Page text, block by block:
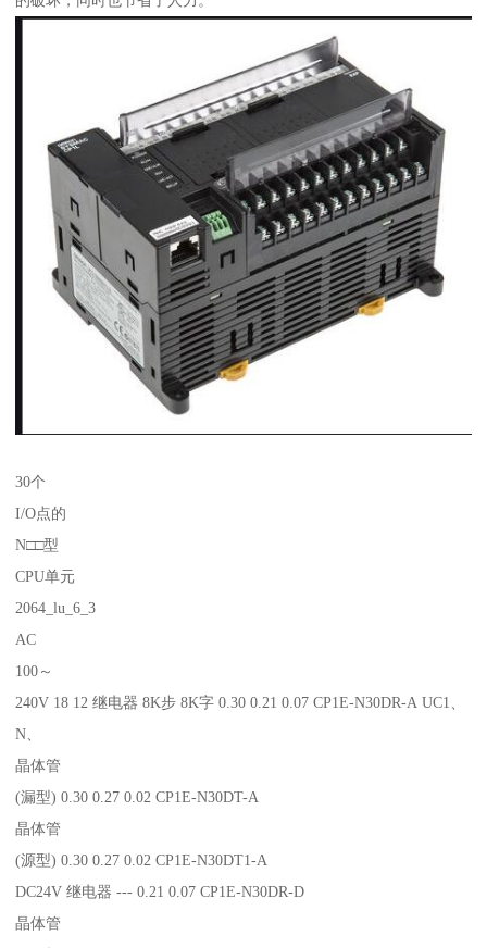
30个
I/O点的
N□□型
CPU单元
2064_lu_6_3
AC
100～
240V 18 12 继电器 8K步 8K字 0.30 0.21 0.07 CP1E-N30DR-A UC1、
N、
晶体管
(漏型) 0.30 0.27 0.02 CP1E-N30DT-A
晶体管
(源型) 0.30 0.27 0.02 CP1E-N30DT1-A
DC24V 继电器 --- 0.21 0.07 CP1E-N30DR-D
晶体管